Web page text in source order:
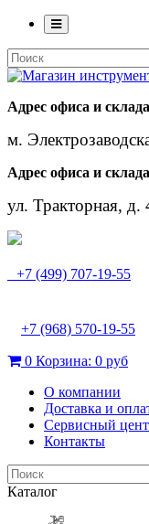
Адрес офиса и
м.
Адрес офиса и
ул. Тракторная, д.
+7 (499) 707-19-55
+7 (968) 570-19-55
0 Корзина: 0 руб
О компании
Доставка и
Сервисный
Контакты
Каталог